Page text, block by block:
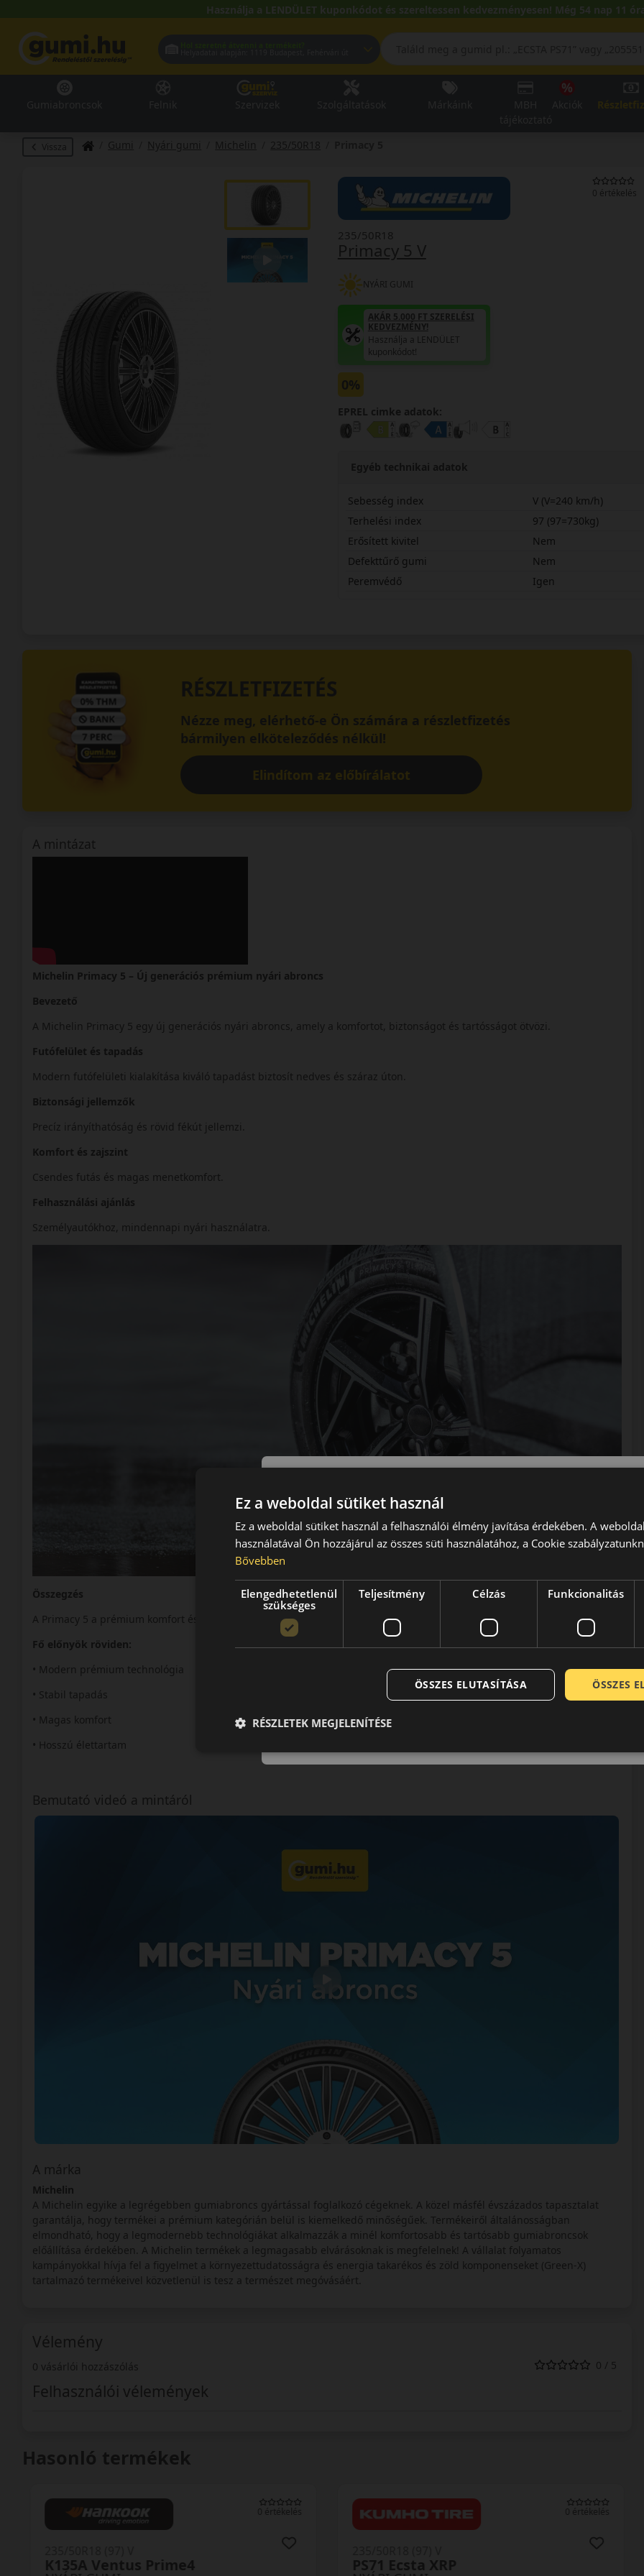
Használja a LENDÜLET kuponkódot és szereltessen kedvezményesen! Még 54 nap 11
Vissza Gumi Nyári gumi Michelin 235/50R18
0 értékelés
Primacy 5 V
235/50R18
NYÁRI GUMI
AKÁR 5.000 FT SZERELÉSI
KEDVEZMÉNY!
Használja a LENDÜLET
kuponkódot!
0%
EPREL cimke adatok:
Egyéb technikai adatok
Sebesség index
V (V=240 km/h)
Terhelési index
97 (97=730kg)
Erősített kivitel
Nem
Defekttűrő gumi
Nem
Peremvédő
Igen
RÉSZLETFIZETÉS
Nézze meg, elérhető-e Ön számára a részletfizetés
bármilyen elköteleződés nélkül!
Elindítom az előbírálatot
A mintázat
Michelin Primacy 5 – Új generációs prémium nyári abroncs
Bevezető
A Michelin Primacy 5 egy új generációs nyári abroncs, amely a komfortot, biztonságot és tartósságot ötvözi.
Futófelület és tapadás
Modern futófelületi kialakítása kiváló tapadást biztosít nedves és száraz úton.
Biztonsági jellemzők
Precíz irányíthatóság és rövid fékút jellemzi.
Komfort és zajszint
Csendes futás és magas menetkomfort.
Felhasználási ajánlás
Személyautókhoz, mindennapi nyári használatra.
Összegzés
A Primacy 5 a prémium komfort és biztonság új generációját képviseli.
Fő előnyök röviden:
• Modern prémium technológia
• Stabil tapadás
• Magas komfort
• Hosszú élettartam
Bemutató videó a mintáról
A márka
Michelin
A Michelin egyike a legrégebben gumiabroncs gyártással foglalkozó cégeknek. A közel másfél évszázados tapasztalat
garantálja, hogy termékei a prémium kategórián belül is kiemelkedő minőségűek. Termékeiről általánosságban
elmondható, hogy a legmodernebb technológiákat alkalmazzák a minél komfortosabb és tartósabb gumiabroncsok
előállítása érdekében. A Michelin termékek a legmagasabb elvárásoknak is megfelelnek! A vállalat folyamatos
kampányokkal hívja fel a figyelmet a környezettudatosságra és energia takarékos és zöld komponenseket (Green-X)
tartalmazó termékeivel közvetlenül is tesz a természet megóvásáért.
Vélemény
0 vásárlói hozzászólás 0 / 5
Felhasználói vélemények
Hasonló termékek
0 értékelés
K135A Ventus Prime4
0 értékelés
PS71 Ecsta XRP
Ez a weboldal sütiket használ
Ez a weboldal sütiket használ a felhasználói élmény javítása érdekében. A
használatával Ön hozzájárul az összes süti használatához, a Cookie
Bővebben
Elengedhetetlenül
szükséges
Teljesítmény Célzás Funkcionalitás
ÖSSZES
ÖSSZES ELUTASÍTÁSA
RÉSZLETEK MEGJELENÍTÉSE